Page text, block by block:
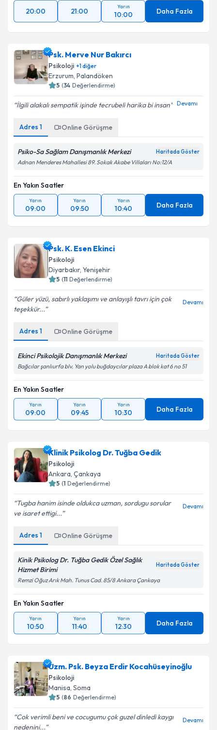
20:00 21:00
Yarın
10:00 Daha Fazla
Psk. Merve Nur Bakırcı
Psikoloji +1diğer
Erzurum, Palandöken
5 (34 Değerlendirme)
İlgili alakalı sempatik işinde tecrubeli harika bi insan Devamı
Adres 1 Online Görüşme
Psiko-Sa Sağlam Danışmanlık Merkezi Haritada Göster
Adnan Menderes Mahallesi 89. Sokak Akabe Villaları No:12/A
En Yakın Saatler
Yarın
09:00
Yarın
09:50
Yarın
10:40 Daha Fazla
Psk. K. Esen Ekinci
Psikoloji
Diyarbakır, Yenişehir
5 (11 Değerlendirme)
Güler yüzü, sabırlı yaklaşımı ve anlayışlı tavrı için çok
teşekkür...
Devamı
Adres 1 Online Görüşme
Ekinci Psikolojik Danışmanlık Merkezi Haritada Göster
Bağcılar şanlıurfa blv. Yan yolu buğdaycılar plaza A blok kat 6 no 51
En Yakın Saatler
Yarın
09:00
Yarın
09:45
Yarın
10:30 Daha Fazla
Klinik Psikolog Dr. Tuğba Gedik
Psikoloji
Ankara, Çankaya
5 (1 Değerlendirme)
Tugba hanim isinde oldukca uzman, sordugu sorular
ve isaret ettigi...
Devamı
Adres 1 Online Görüşme
Kinik Psikolog Dr. Tuğba Gedik Özel Sağlık
Hizmet Birimi
Haritada Göster
Remzi Oğuz Arık Mah. Tunus Cad. 85/8 Ankara Çankaya
En Yakın Saatler
Yarın
10:50
Yarın
11:40
Yarın
12:30 Daha Fazla
Uzm. Psk. Beyza Erdir Kocahüseyinoğlu
Psikoloji
Manisa, Soma
5 (86 Değerlendirme)
Cok verimli beni ve cocugumu çok guzel dinledi kaygı
nedenini...
Devamı